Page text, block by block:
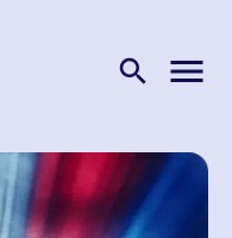
search menu